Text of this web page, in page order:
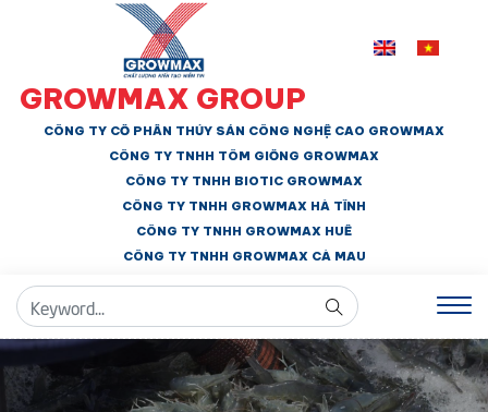
GROWMAX GROUP
CÔNG TY CỔ PHẦN THỦY SẢN CÔNG NGHỆ CAO GROWMAX
CÔNG TY TNHH TÔM GIỐNG GROWMAX
CÔNG TY TNHH BIOTIC GROWMAX
CÔNG TY TNHH GROWMAX HÀ TĨNH
CÔNG TY TNHH GROWMAX HUẾ
CÔNG TY TNHH GROWMAX CÀ MAU